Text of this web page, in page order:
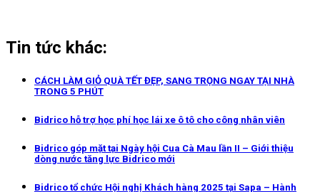
Tin tức khác:
CÁCH LÀM GIỎ QUÀ TẾT ĐẸP, SANG TRỌNG NGAY TẠI NHÀ
TRONG 5 PHÚT
Bidrico hỗ trợ học phí học lái xe ô tô cho công nhân viên
Bidrico góp mặt tại Ngày hội Cua Cà Mau lần II – Giới thiệu
dòng nước tăng lực Bidrico mới
Bidrico tổ chức Hội nghị Khách hàng 2025 tại Sapa – Hành